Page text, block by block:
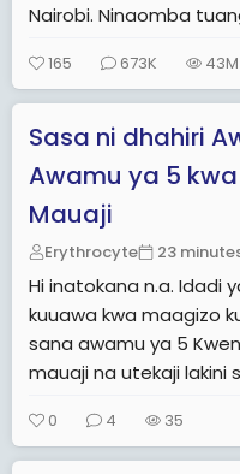
Nairobi. Ninaomba
165 673K 43M
Sasa ni dhahiri
Awamu ya 5
Mauaji
Erythrocyte 23
Hi inatokana n.a. Idadi
kuuawa kwa maagizo
sana awamu ya 5
mauaji na utekaji lakini
0 4 35